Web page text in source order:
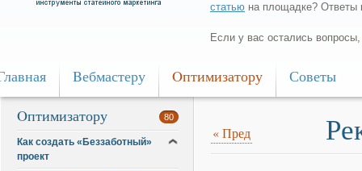
статью на площадке? Ответы
Если у вас остались
Bебмастеру Oптимизатору Советы
«Пред
Oптимизатору 80
Как создать «Беззаботный»
проект